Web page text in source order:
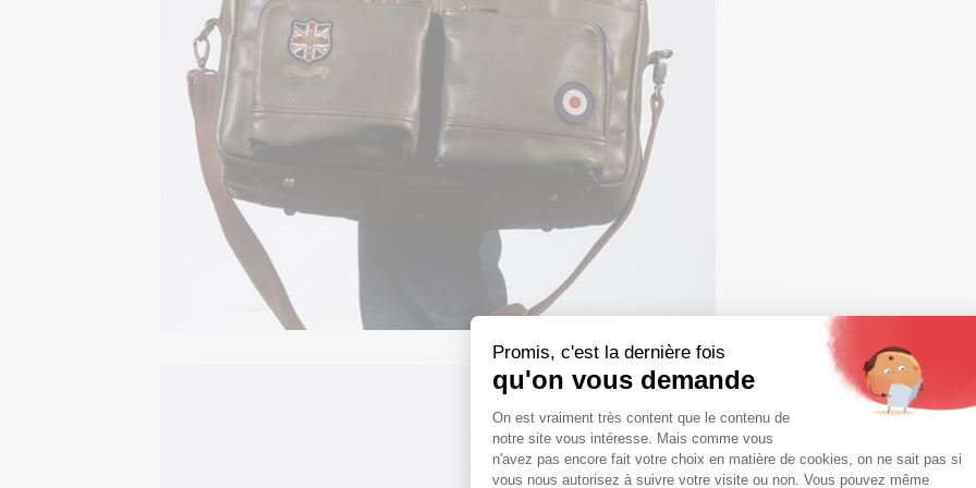
Promis, c'est la dernière fois
qu'on vous demande
Plateforme de Gestion du
On est vraiment très content que le contenu de
notre site vous intéresse. Mais comme vous
n'avez pas encore fait votre choix en matière de cookies, on ne sait pas si
vous nous autorisez à suivre votre visite ou non. Vous pouvez même
Axeptio consent